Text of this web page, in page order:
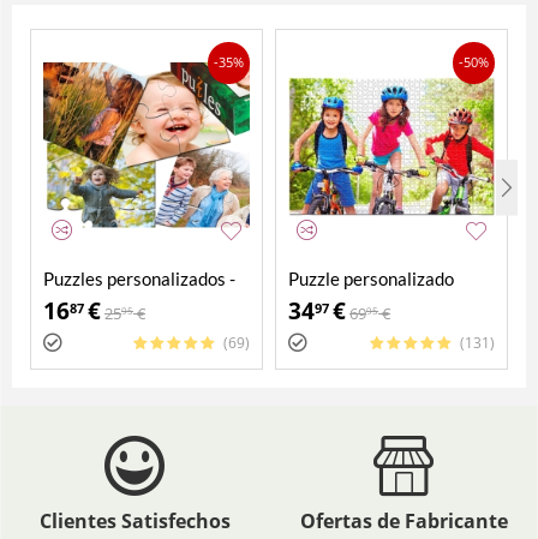
-35%
Puzzles personalizados -
Pack 4 en 1
1687 €2595 €
(69)
-50%
Puzzle personalizado
2000 piezas
3497 €6995 €
(131)
Clientes Satisfechos Ofertas de Fabricante